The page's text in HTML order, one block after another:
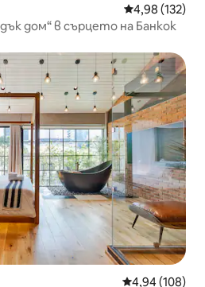
Средна
4,98 (132)
дом“ в сърцето на Банкок
Средна
4,94 (108)